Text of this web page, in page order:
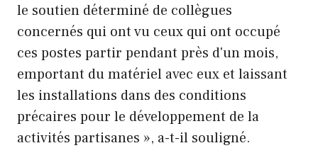
le soutien déterminé de collègues
concernés qui ont vu ceux qui ont occupé
ces postes partir pendant près d'un mois,
emportant du matériel avec eux et laissant
les installations dans des conditions
précaires pour le développement de la
activités partisanes », a-t-il souligné.